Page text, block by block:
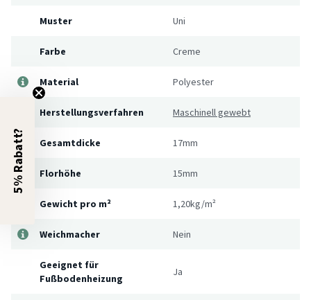
Muster Uni
Farbe Creme
Material Polyester
Herstellungsverfahren Maschinell gewebt
Gesamtdicke 17mm
Florhöhe 15mm
Gewicht pro m² 1,20kg/m²
Weichmacher Nein
Geeignet für
Fußbodenheizung
Ja
5% Rabatt?